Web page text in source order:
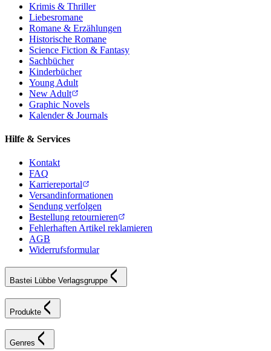
Krimis & Thriller
Liebesromane
Romane & Erzählungen
Historische Romane
Science Fiction & Fantasy
Sachbücher
Kinderbücher
Young Adult
New Adult
Graphic Novels
Kalender & Journals
Hilfe & Services
Kontakt
FAQ
Karriereportal
Versandinformationen
Sendung verfolgen
Bestellung retournieren
Fehlerhaften Artikel reklamieren
AGB
Widerrufsformular
Bastei Lübbe Verlagsgruppe
Produkte
Genres